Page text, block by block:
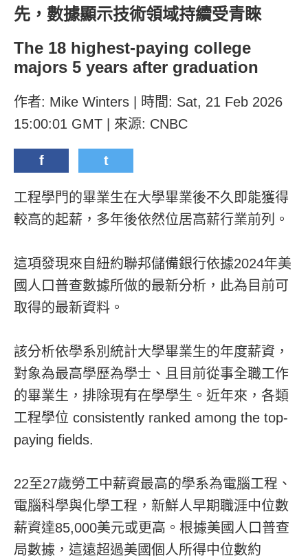
先，數據顯示技術領域持續受青睞
The 18 highest-paying college
majors 5 years after graduation
作者: Mike Winters | 時間: Sat, 21 Feb 2026
15:00:01 GMT | 來源: CNBC
f t
工程學門的畢業生在大學畢業後不久即能獲得
較高的起薪，多年後依然位居高薪行業前列。
這項發現來自紐約聯邦儲備銀行依據2024年美
國人口普查數據所做的最新分析，此為目前可
取得的最新資料。
該分析依學系別統計大學畢業生的年度薪資，
對象為最高學歷為學士、且目前從事全職工作
的畢業生，排除現有在學學生。近年來，各類
工程學位 consistently ranked among the top-
paying fields.
22至27歲勞工中薪資最高的學系為電腦工程、
電腦科學與化學工程，新鮮人早期職涯中位數
薪資達85,000美元或更高。根據美國人口普查
局數據，這遠超過美國個人所得中位數約